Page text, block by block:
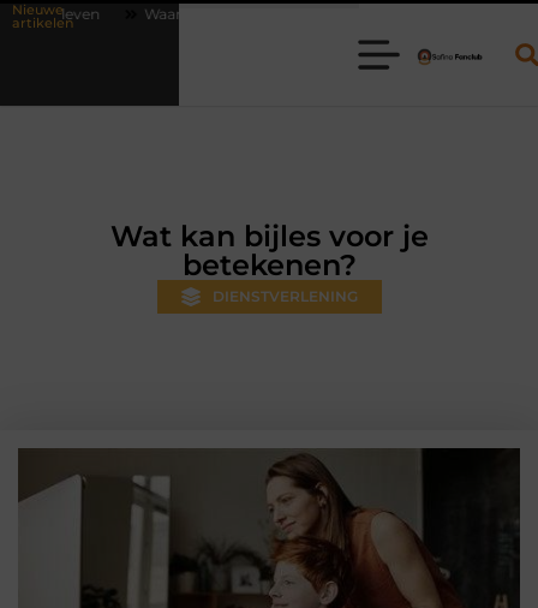
Nieuwe
artikelenonline vlees bestellen steeds gewoner wordt
Wat kan bijles voor je
betekenen?
DIENSTVERLENING